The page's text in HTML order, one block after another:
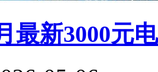
最新3000元